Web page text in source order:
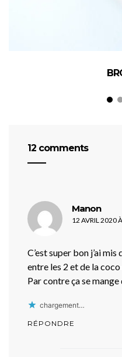
12 comments
Manondit :
12 AVRIL 2020
C’est super bon j’ai
entre les 2 et de la
Par contre ça se
chargement…
RÉPONDRE